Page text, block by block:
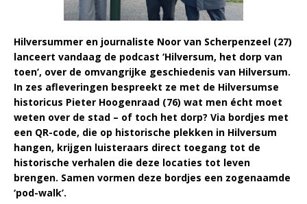
Hilversummer en journaliste Noor van Scherpenzeel (27)
lanceert vandaag de podcast ‘Hilversum, het dorp van
toen’, over de omvangrijke geschiedenis van Hilversum.
In zes afleveringen bespreekt ze met de Hilversumse
historicus Pieter Hoogenraad (76) wat men écht moet
weten over de stad – of toch het dorp? Via bordjes met
een QR-code, die op historische plekken in Hilversum
hangen, krijgen luisteraars direct toegang tot de
historische verhalen die deze locaties tot leven
brengen. Samen vormen deze bordjes een zogenaamde
‘pod-walk’.